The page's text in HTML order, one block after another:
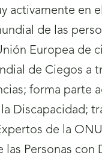
activamente en
de las
Europea de
de Ciegos a
forma parte
Discapacidad;
de la
las Personas con